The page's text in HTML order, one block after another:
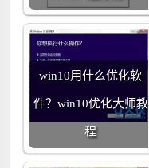
win10用什么优化软
件？win10优化大师教
程